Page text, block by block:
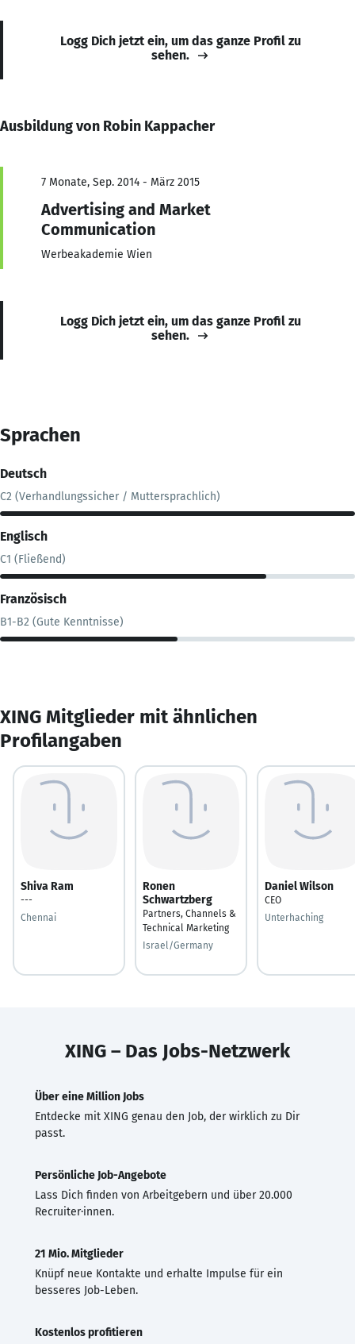
Logg Dich jetzt ein, um das ganze Profil zu
sehen.
Ausbildung von Robin Kappacher
7 Monate, Sep. 2014 - März 2015
Advertising and Market
Communication
Werbeakademie Wien
Logg Dich jetzt ein, um das ganze Profil zu
sehen.
Sprachen
Deutsch
C2 (Verhandlungssicher / Muttersprachlich)
Englisch
C1 (Fließend)
Französisch
B1-B2 (Gute Kenntnisse)
XING Mitglieder mit ähnlichen
Profilangaben
Shiva Ram
---
Chennai
Ronen
Schwartzberg
Partners, Channels &
Technical Marketing
Israel/Germany
Daniel Wilson
CEO
Unterhaching
XING – Das Jobs-Netzwerk
Über eine Million Jobs
Entdecke mit XING genau den Job, der wirklich zu Dir
passt.
Persönliche Job-Angebote
Lass Dich finden von Arbeitgebern und über 20.000
Recruiter·innen.
21 Mio. Mitglieder
Knüpf neue Kontakte und erhalte Impulse für ein
besseres Job-Leben.
Kostenlos profitieren